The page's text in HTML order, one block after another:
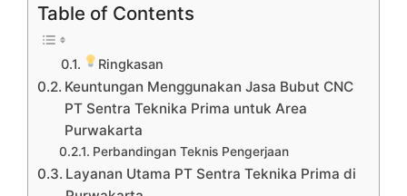
Table of Contents
Ringkasan
Keuntungan Menggunakan Jasa Bubut CNC
PT Sentra Teknika Prima untuk Area
Purwakarta
Perbandingan Teknis Pengerjaan
Layanan Utama PT Sentra Teknika Prima di